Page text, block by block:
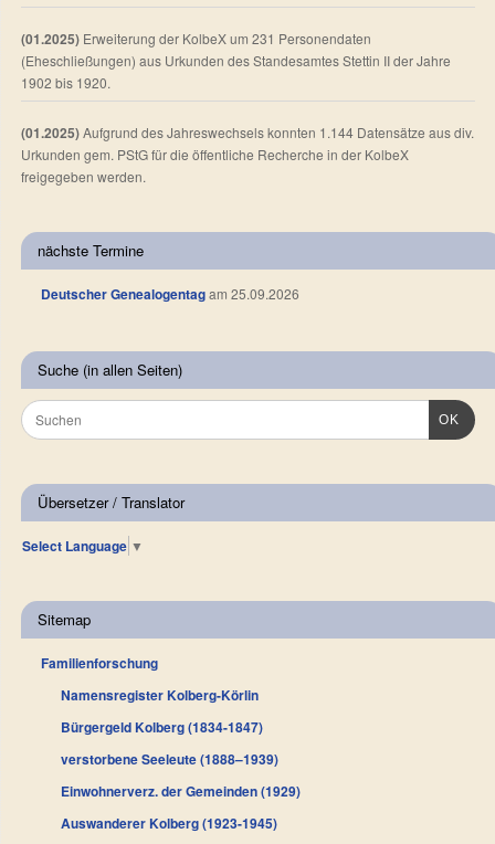
(01.2025) Erweiterung der KolbeX um 231 Personendaten
(Eheschließungen) aus Urkunden des Standesamtes Stettin II der Jahre
1902 bis 1920.
(01.2025)Aufgrund des Jahreswechsels konnten 1.144 Datensätze aus div.
Urkunden gem. PStG für die öffentliche Recherche in der KolbeX
freigegeben werden.
nächste Termine
Deutscher Genealogentagam 25.09.2026
Suche (in allen Seiten)
OK
Übersetzer / Translator
Select Language ▼
Sitemap
Familienforschung
Namensregister Kolberg-Körlin
Bürgergeld Kolberg (1834-1847)
verstorbene Seeleute (1888–1939)
Einwohnerverz. der Gemeinden (1929)
Auswanderer Kolberg (1923-1945)